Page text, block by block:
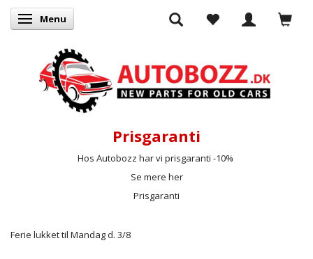
Skifte navigation
Menu
Prisgaranti
Hos Autobozz har vi prisgaranti -10%
Se mere her
Prisgaranti
Ferie lukket til Mandag d. 3/8